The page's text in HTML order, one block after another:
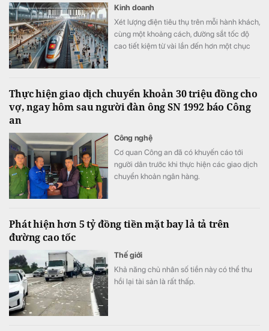
Kinh doanh
Xét lượng điện tiêu thụ trên mỗi hành khách,
cùng một khoảng cách, đường sắt tốc độ
cao tiết kiệm từ vài lần đến hơn một chục
Thực hiện giao dịch chuyển khoản 30 triệu đồng cho
vợ, ngay hôm sau người đàn ông SN 1992 báo Công
an
Công nghệ
Cơ quan Công an đã có khuyến cáo tới
người dân trước khi thực hiện các giao dịch
chuyển khoản ngân hàng.
Phát hiện hơn 5 tỷ đồng tiền mặt bay lả tả trên
đường cao tốc
Thế giới
Khả năng chủ nhân số tiền này có thể thu
hồi lại tài sản là rất thấp.